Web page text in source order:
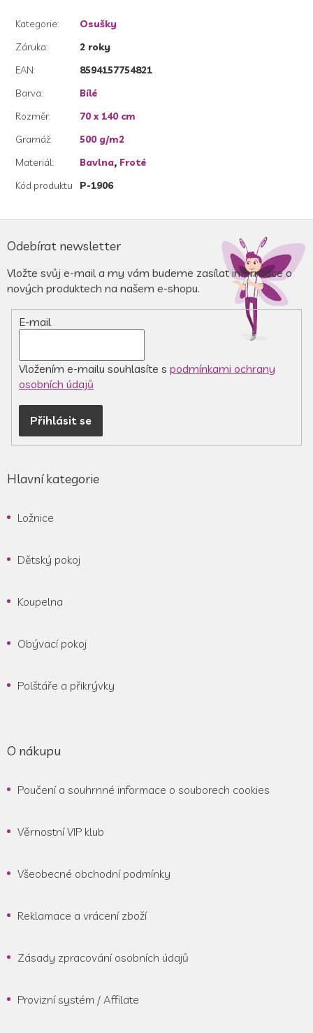
Kategorie:
Osušky
Záruka:
2 roky
EAN:
8594157754821
Barva:
Bílé
Rozměr:
70 x 140 cm
Gramáž:
500 g/m2
Materiál: Bavlna, Froté
Kód produktu
P-1906
á
a
Odebírat newsletter
Vložte svůj e-mail a my vám budeme zasílat informace o
nových produktech na našem e-shopu.
E-mail
Vložením e-mailu souhlasíte s podmínkami ochrany
osobních údajů
Přihlásit se
Hlavní kategorie
Ložnice
Dětský pokoj
Koupelna
Obývací pokoj
Polštáře a přikrývky
O nákupu
Poučení a souhrnné informace o souborech cookies
Věrnostní VIP klub
Všeobecné obchodní podmínky
Reklamace a vrácení zboží
Zásady zpracování osobních údajů
Provizní systém / Affilate